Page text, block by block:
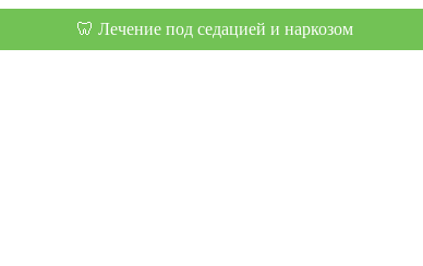
🦷 Лечение под седацией и наркозом